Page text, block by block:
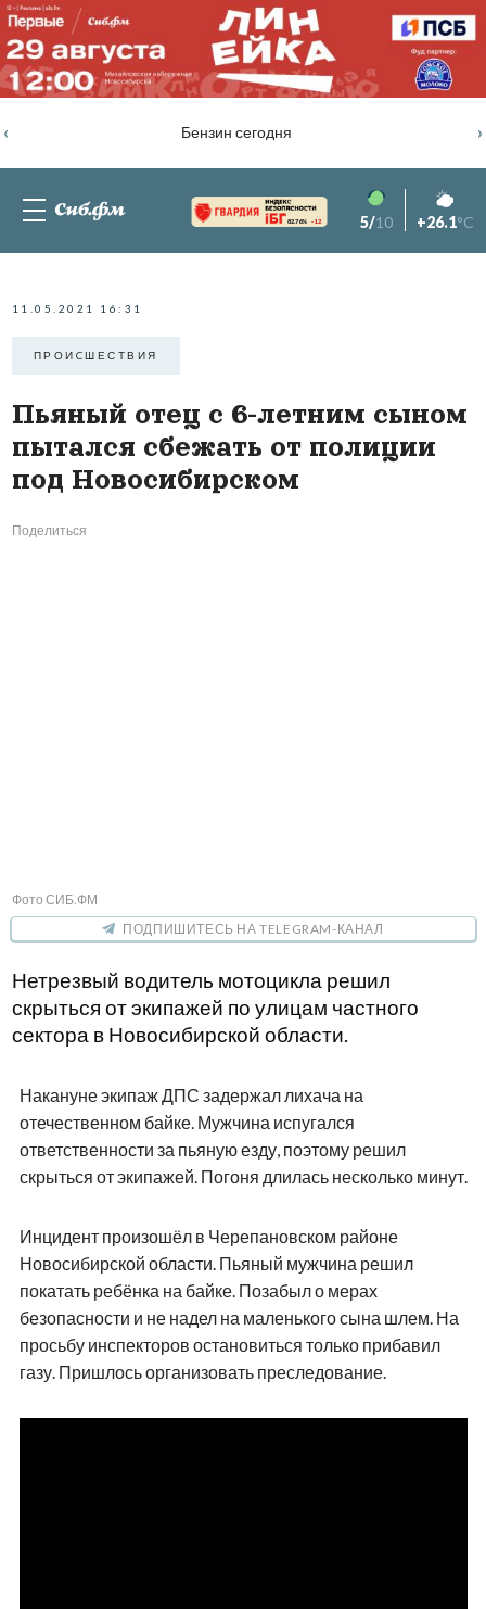
Бензин сегодня
‹ ›
82.76% -1.2 5/10 +26.1°C
11.05.2021 16:31
ПРОИCШЕСТВИЯ
Пьяный отец с 6-летним сыном
пытался сбежать от полиции
под Новосибирском
Поделиться
Фото СИБ.ФМ
ПОДПИШИТЕСЬ НА TELEGRAM-КАНАЛ
Нетрезвый водитель мотоцикла решил
скрыться от экипажей по улицам частного
сектора в Новосибирской области.
Накануне экипаж ДПС задержал лихача на
отечественном байке. Мужчина испугался
ответственности за пьяную езду, поэтому решил
скрыться от экипажей. Погоня длилась несколько минут.
Инцидент произошёл в Черепановском районе
Новосибирской области. Пьяный мужчина решил
покатать ребёнка на байке. Позабыл о мерах
безопасности и не надел на маленького сына шлем. На
просьбу инспекторов остановиться только прибавил
газу. Пришлось организовать преследование.